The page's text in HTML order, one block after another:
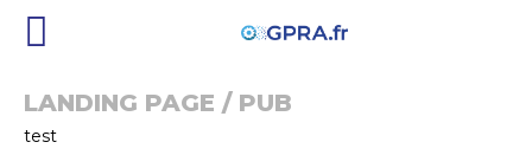
LANDING PAGE / PUB
test